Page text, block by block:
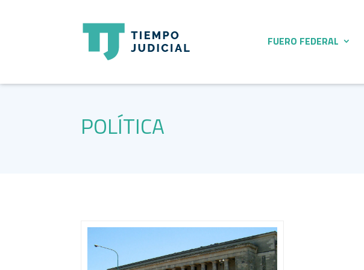
FUERO FEDERAL
POLÍTICA